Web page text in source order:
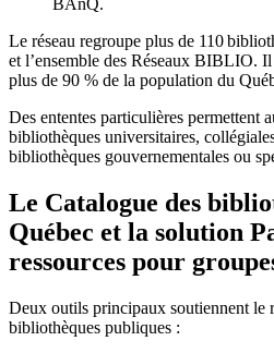
Le réseau regroupe plus de 110
et l’ensemble des Réseaux BIBLIO. Il
plus de 90 % de la population du Qué
Des ententes particulières permettent
bibliothèques universitaires,
bibliothèques gouvernementales ou
Le Catalogue des
Québec et la solution
ressources pour
Deux outils principaux soutiennent le
bibliothèques publiques :